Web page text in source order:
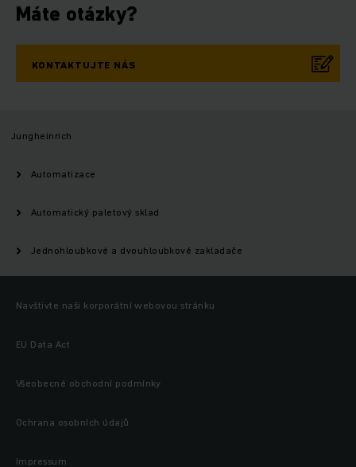
Máte otázky?
KONTAKTUJTE NÁS
Jungheinrich
Automatizace
Automatický paletový sklad
Jednohloubkové a dvouhloubkové zakladače
Navštivte naši korporátní webovou stránku
EU Data Act
Všeobecné obchodní podmínky
Ochrana osobních údajů
Impressum